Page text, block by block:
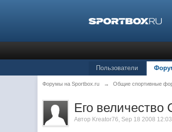
Пользователи
Форумы на Sportbox.ru → Общие спортивные
Его
Автор Kreator76, Sep 18 2008 12:03